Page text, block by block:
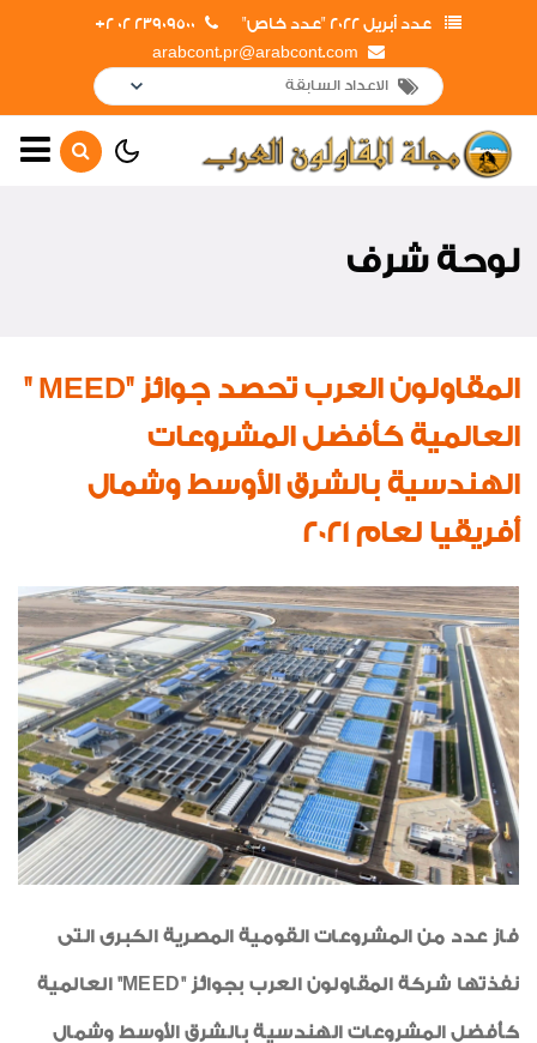
عدد أبريل 2022 "عدد خاص"
23909500 02 2+
arabcont.pr@arabcont.com
افتتاحات
أعمال جديدة
لوحة شرف
السلامة والصحة المهنية
رياضة
خواطر إيمانية
الواحة
صور من العدد
لوحة شرف
المقاولون العرب تحصد جوائز "MEED "
العالمية كأفضل المشروعات
الهندسية بالشرق الأوسط وشمال
أفريقيا لعام 2021
فاز عدد من المشروعات القومية المصرية الكبرى التى
نفذتها شركة المقاولون العرب بجوائز "MEED" العالمية
كأفضل المشروعات الهندسية بالشرق الأوسط وشمال